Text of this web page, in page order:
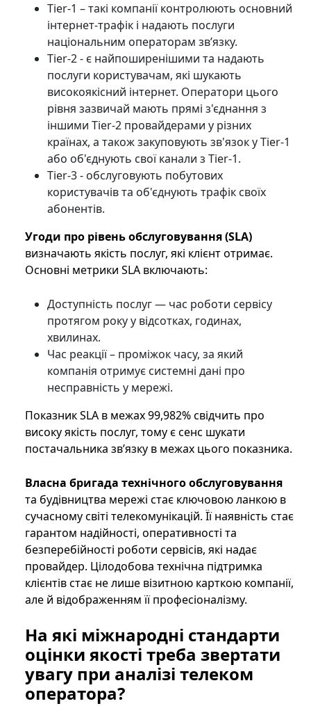
Tier-1 – такі компанії контролюють основний
інтернет-трафік і надають послуги
національним операторам зв’язку.
Tier-2 - є найпоширенішими та надають
послуги користувачам, які шукають
високоякісний інтернет. Оператори цього
рівня зазвичай мають прямі з'єднання з
іншими Tier-2 провайдерами у різних
країнах, а також закуповують зв'язок у Tier-1
або об'єднують свої канали з Tier-1.
Tier-3 - обслуговують побутових
користувачів та об'єднують трафік своїх
абонентів.
Угоди про рівень обслуговування (SLA)
визначають якість послуг, які клієнт отримає.
Основні метрики SLA включають:
Доступність послуг — час роботи сервісу
протягом року у відсотках, годинах,
хвилинах.
Час реакції – проміжок часу, за який
компанія отримує системні дані про
несправність у мережі.
Показник SLA в межах 99,982% свідчить про
високу якість послуг, тому є сенс шукати
постачальника зв’язку в межах цього показника.
Власна бригада технічного обслуговування
та будівництва мережі стає ключовою ланкою в
сучасному світі телекомунікацій. Її наявність стає
гарантом надійності, оперативності та
безперебійності роботи сервісів, які надає
провайдер. Цілодобова технічна підтримка
клієнтів стає не лише візитною карткою компанії,
але й відображенням її професіоналізму.
На які міжнародні стандарти
оцінки якості треба звертати
увагу при аналізі телеком
оператора?